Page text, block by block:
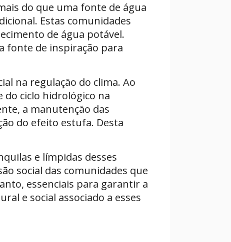
do que uma fonte de água
Estas comunidades
de água potável.
fonte de inspiração para
na regulação do clima. Ao
ciclo hidrológico na
a manutenção das
do efeito estufa. Desta
e límpidas desses
social das comunidades que
essenciais para garantir a
e social associado a esses